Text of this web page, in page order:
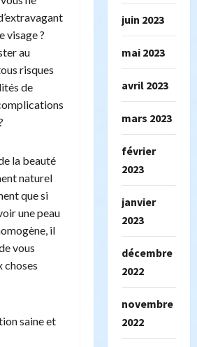
visage ?
au
risques
de
la beauté
naturel
que si
une peau
il
vous
choses
saine et
juin 2023
mai 2023
avril 2023
mars 2023
février
2023
janvier
2023
décembre
2022
novembre
2022